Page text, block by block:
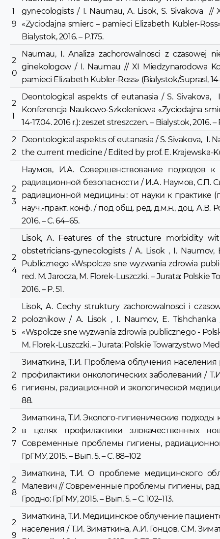
1
9
gynecologists / I. Naumau, A. Lisok, S. Sivakova //
«Zyciodajna smierc – pamieci Elizabeth Kubler-
Bialystok, 2016. – P.175.
2
0
Naumau, I. Analiza zachorowalnosci z czasowej
ginekologow / I. Naumau // XI Miedzynarodowa
pamieci Elizabeth Kubler-Ross» (Bialystok/Suprasl, 14-
2
1
Deontological aspekts of eutanasia / S. Sivakova,
Konferencja Naukowo-Szkoleniowa «Zyciodajna
14-17.04. 2016 r.): zeszet streszczen. – Bialystok, 2016. –
2
2
Deontological aspekts of eutanasia / S. Sivakova, I.
the current medicine / Edited by prof. E. Krajewska-
2
3
Наумов, И.А. Совершенствование подходов
радиационной безопасности / И.А. Наумов, С.П.
радиационной медицины: от науки к практике
науч.-практ. конф. / под общ. ред. д.м.н., доц.
2016. – С. 64–65.
2
4
Lisok, A. Features of the structure morbidity
obstetricians-gynecologists / A. Lisok , I.
Publicznego «Wspolcze sne wyzwania zdrowia
red. M. Jarocza, M. Florek-Luszczki. – Jurata:
2016. – P. 51.
2
5
Lisok, A. Cechy struktury zachorowalnosci i
poloznikow / A. Lisok , I. Naumov, Е.
«Wspolcze sne wyzwania zdrowia publicznego -
M. Florek-Luszczki. – Jurata: Polskie Towarzystwo
2
6
Зиматкина, Т.И. Проблема облучения
профилактики онкологических заболеваний /
гигиены, радиационной и экологической
88.
2
7
Зиматкина, Т.И. Эколого-гигиенические
в целях профилактики злокачественных
Современные проблемы гигиены,
ГрГМУ, 2015. – Вып. 5. – С. 88–102
2
8
Зиматкина, Т.И. О проблеме медицинского
Малевич // Современные проблемы гигиены,
Гродно: ГрГМУ, 2015. – Вып. 5. – С. 102–113.
2
9
Зиматкина, Т.И. Медицинское облучение
населения / Т.И. Зиматкина, А.И. Гонцов, С.М.